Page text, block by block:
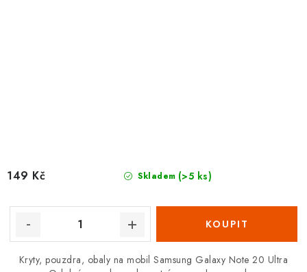
Skladem (>5 ks)
149 Kč
Kryty, pouzdra, obaly na mobil Samsung Galaxy Note 20 Ultra